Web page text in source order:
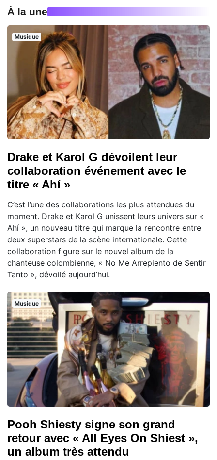
À la une
Musique
Drake et Karol G dévoilent leur
collaboration événement avec le
titre « Ahí »
C’est l’une des collaborations les plus attendues du
moment. Drake et Karol G unissent leurs univers sur «
Ahí », un nouveau titre qui marque la rencontre entre
deux superstars de la scène internationale. Cette
collaboration figure sur le nouvel album de la
chanteuse colombienne, « No Me Arrepiento de Sentir
Tanto », dévoilé aujourd’hui.
Musique
Pooh Shiesty signe son grand
retour avec « All Eyes On Shiest »,
un album très attendu